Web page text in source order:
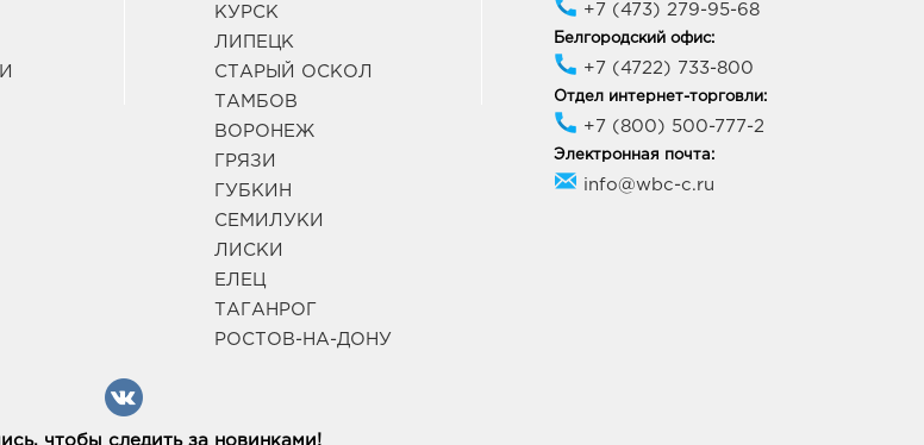
Ростов-на-Дону, ул Зорге, Дом
График работы:
10:00 - 22:00
Ростов-на-Дону Ленина 64:
КУРСК
ЛИПЕЦК
СТАРЫЙ ОСКОЛ
ТАМБОВ
ВОРОНЕЖ
ГРЯЗИ
ГУБКИН
СЕМИЛУКИ
ЛИСКИ
ЕЛЕЦ
ТАГАНРОГ
РОСТОВ-НА-ДОНУ
+7 (473) 279-95-68
Белгородский офис:
+7 (4722) 733-800
Отдел интернет-торговли:
+7 (800) 500-777-2
Электронная почта:
info@wbc-c.ru
чтобы следить за новинками!